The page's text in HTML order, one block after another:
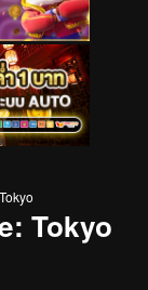
Tokyo